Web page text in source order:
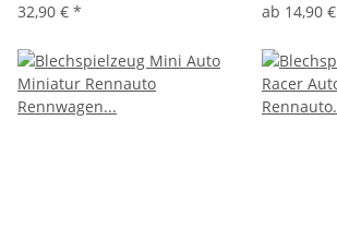
32,90 € *
ab 14,90 €